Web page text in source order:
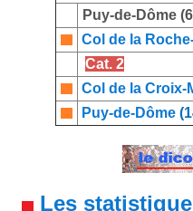
Puy-de-Dôme
Col de la
Cat. 2
Col de la Croix-
Puy-de-Dôme
Les